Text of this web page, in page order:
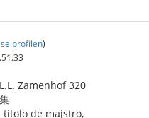
profilen)
Zamenhof 320
titolo de majstro,